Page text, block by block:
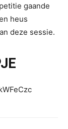
gaande
heus
deze sessie.